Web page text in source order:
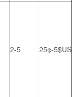
2-5 25¢-5$US